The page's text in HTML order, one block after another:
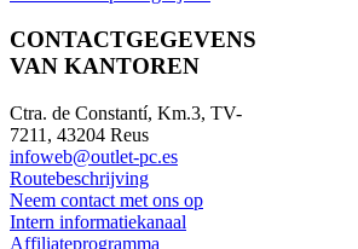
CONTACTGEGEVENS
VAN KANTOREN
Ctra. de Constantí, Km.3, TV-
7211, 43204 Reus
infoweb@outlet-pc.es
Routebeschrijving
Neem contact met ons op
Intern informatiekanaal
Affiliateprogramma